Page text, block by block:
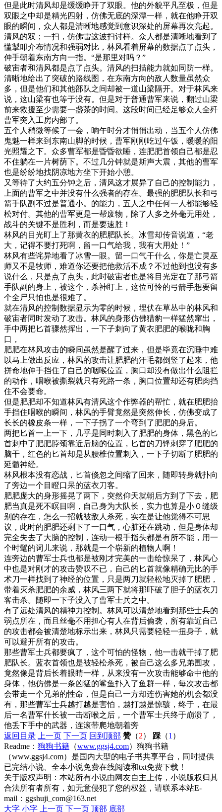
但是此时清风却是缓缓睁开了双眼。他的外貌平凡至极，但是
双眼之中却是精光四射，仿佛无底的深潭一样，就在他睁开双
眼的瞬间，众人都是清晰地感觉到意识深处的屏幕再次亮起。
清风的双；一扫，仿佛雷这波扫讨样。众人都是清晰地看到了
懂掣叩介布情况和强弱对比，林风看着屏幕的数据点了点头，
伸手朝着东南方向一指。“是那里对吗？”
破宙者和清风都是点了点头。清风的扫描能力就如同防一样。
清晰地给出了突破的路线图，在东南方向的敌人数量虽然众
多，但是他们和其他部队之间却被一道山梁隔开。对于林风来
说，这山梁有也等于没有。但是对于普通曹军来说，翻过山梁
前来救援至少需要一盏茶的时间。这段时间已经足够众人全歼
曹军突入工房内部了。
五个人稍微等候了一会，晌午时分才悄悄出动，当五个人仿佛
鬼魅一样来到东南山脚的时候，曹军刚刚吃过午饭，暖暖的阳
光照耀之下。众多曹军都是昏昏欲睡，连肥肥首领自己都是忍
不住躺在一片树荫下。不过几分钟就是斯声大震，其他的曹军
也是纷纷地找阴凉地方坐下开始小憩。
又等待了大约五分钟之后，清风这才展异了自己的控制能力，
上面的曹军之中并没有什么强者的存在。最强的肥肥队长和弓
箭手队副不过是普通小。的能力，五人之中任何一人都能够轻
松对付。其他的曹军更是一帮废物，除了人多之外毫无用处，
战斗的关键不是胜利，而是要速胜！
林风的目光盯上了那黄衣的肥肥队长。冰雪却传音说道，“老
大，记得不要打死啊，留一口气给我，我有大用处！”
林风有些诧异地看了冰雪一眼。留一口气干什么，你是亡灵巫
师又不是牧师，难道你还要把他救活不成？不过他到也没有多
说什么，只是点了点头，此时破宙者也是将目光定在了那弓箭
手队副的身上，被这个，杀神盯上，这位可怜的弓箭手想要留
个全尸只怕也是很难了。
就在清风的控制数据显示为零的时候，埋伏在草丛中的林风和
破宙者同时发动了攻击。林风的身形仿佛猎豹一样猛然窜出，
手中两把匕首骤然挥出，一下子刺向了黄衣肥肥的喉咙和胸
口，
肥肥在林风攻击的瞬间虽然是醒了过来，但是毕竟在沉睡中难
以马上做出反应，林风的攻击让肥肥的汗毛都倒竖了起来，他
拼命地伸手挡住了自己的咽喉位置，胸口却没有做出什么阻拦
的动作，咽喉被撕裂就只有死路一条，胸口位置却还有肥肉挡
住不会要命。
但是肥肥却不知道林风有清风这个作弊器的帮忙，就在肥肥抬
手挡住咽喉的瞬间，林风的手臂竟然是突然伸长，仿佛变成了
长长的橡皮条一样，一下子拐了一个弯到了肥肥的身后。
两把匕首一上一下，几乎是同时刺入了肥肥的身体，黑色的匕
首刺中了肥肥脖颈靠近后脑的位置，匕首的刀锋刺穿了肥肥的
脑干，红色的匕首却是从腰椎位置刺入，一下子切断了肥肥的
延髓神经。
林风根本没有恋战，匕首倏忽之间缩了回来，随即转身就扑向
了旁边一个目瞪口呆的蓝衣刀客。
肥肥庞大的身形摇晃了两下，突然仰天就朝后方到了下去，肥
肥当真是死不瞑目啊，自己身为大队长，实力也算是小０缝级
别的存在，怎么一招就被敌人杀死，实在是让他觉得不可思
议，此时的肥肥还剩下了一口气，心脏还在跳动，但是身体却
完全失去了大脑的控制，连动一根手指头都是有所不能，用一
个时髦的词儿来说，那就是一个崭新的植物人啊！
连旁边的曹军士兵也都是被刚才完美的一击给惊呆了，林风心
中也是对刚才的攻击赞叹不已，自己的匕首就像精确无比的手
术刀一样找到了神经的位置，只是两刀就轻松地灭掉了肥肥，
带着灭杀肥肥的余威，林风三两下就将那吓破了胆子的蓝衣刀
客击杀。随即一下子没入了曹军士兵之中。
有了远处清风的精神力控制。林风可以清楚地看到那些士兵的
弱点所在，而且丝毫不用担心有人在背后偷袭，所有靠近自己
的攻击都会被清楚地标示出来，林风只需要轻轻一扭身子，就
可以避开所有的攻击。
那些曹军士兵都要疯了，这个可怕的怪物，他一击就干掉了肥
肥队长。蓝衣首领也是被轻松杀死，被自己这么多兄弟围攻，
竟然像是背后长着眼睛一样，从来没有一次攻击能够命中他的
身体，他仿佛是一条凶猛的鲨鱼扑入了鱼群一样，每次攻击都
会带走一个兄弟的性命，但是自己一方却连伤害她的机会都没
有，那些曹军士兵越打越是害怕，越打越是惊骇，终于，在最
后一名曹军什长被一击断喉之后，一个曹军士兵终于崩溃了，
他丢下手中的武器，连滚带爬地朝着旁
返回目录
上一页 下一页 回到顶部 赞（2） 踩 （1 ）
Readme： 狗狗书籍 （www.ggsj4.com）狗狗书籍
（www.ggsj4.com）是国内大型的电子书共享平台，同时提供
已完结小说、全本小说免费在线阅读和txt免费下载！
关于版权声明：本站所有小说由网友自主上传，小说版权归其
合法所有者所有，如无意侵犯了您的权益，请联系本站E-
mail：ggshuji_com@163.net
大字 小字 上一页 下一页 顶部 底部